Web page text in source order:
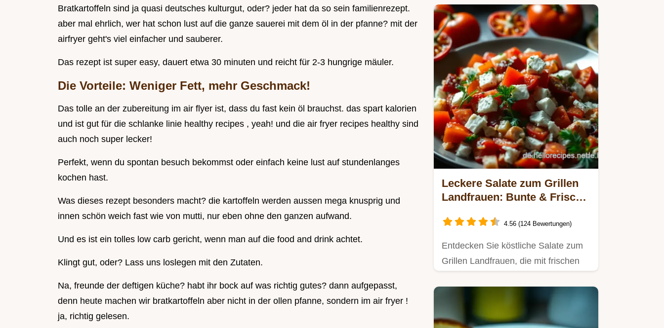
Bratkartoffeln sind ja quasi deutsches kulturgut, oder? jeder hat da so sein familienrezept.
aber mal ehrlich, wer hat schon lust auf die ganze sauerei mit dem öl in der pfanne? mit der
airfryer geht's viel einfacher und sauberer.
Das rezept ist super easy, dauert etwa 30 minuten und reicht für 2-3 hungrige mäuler.
Die Vorteile: Weniger Fett, mehr Geschmack!
Das tolle an der zubereitung im air flyer ist, dass du fast kein öl brauchst. das spart kalorien
und ist gut für die schlanke linie healthy recipes , yeah! und die air fryer recipes healthy sind
auch noch super lecker!
Perfekt, wenn du spontan besuch bekommst oder einfach keine lust auf stundenlanges
kochen hast.
Was dieses rezept besonders macht? die kartoffeln werden aussen mega knusprig und
innen schön weich fast wie von mutti, nur eben ohne den ganzen aufwand.
Und es ist ein tolles low carb gericht, wenn man auf die food and drink achtet.
Klingt gut, oder? Lass uns loslegen mit den Zutaten.
Na, freunde der deftigen küche? habt ihr bock auf was richtig gutes? dann aufgepasst,
denn heute machen wir bratkartoffeln aber nicht in der ollen pfanne, sondern im air fryer !
ja, richtig gelesen.
Leckere Salate zum Grillen
Landfrauen: Bunte & Frische
4.56 (124 Bewertungen)
Entdecken Sie köstliche Salate zum
Grillen Landfrauen, die mit frischen